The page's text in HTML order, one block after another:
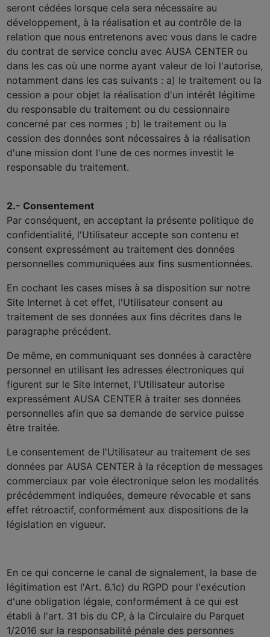
seront cédées lorsque cela sera nécessaire au
développement, à la réalisation et au contrôle de la
relation que nous entretenons avec vous dans le cadre
du contrat de service conclu avec AUSA CENTER ou
dans les cas où une norme ayant valeur de loi l'autorise,
notamment dans les cas suivants : a) le traitement ou la
cession a pour objet la réalisation d'un intérêt légitime
du responsable du traitement ou du cessionnaire
concerné par ces normes ; b) le traitement ou la
cession des données sont nécessaires à la réalisation
d'une mission dont l'une de ces normes investit le
responsable du traitement.
2.- Consentement
Par conséquent, en acceptant la présente politique de
confidentialité, l'Utilisateur accepte son contenu et
consent expressément au traitement des données
personnelles communiquées aux fins susmentionnées.
En cochant les cases mises à sa disposition sur notre
Site Internet à cet effet, l'Utilisateur consent au
traitement de ses données aux fins décrites dans le
paragraphe précédent.
De même, en communiquant ses données à caractère
personnel en utilisant les adresses électroniques qui
figurent sur le Site Internet, l'Utilisateur autorise
expressément AUSA CENTER à traiter ses données
personnelles afin que sa demande de service puisse
être traitée.
Le consentement de l'Utilisateur au traitement de ses
données par AUSA CENTER à la réception de messages
commerciaux par voie électronique selon les modalités
précédemment indiquées, demeure révocable et sans
effet rétroactif, conformément aux dispositions de la
législation en vigueur.
En ce qui concerne le canal de signalement, la base de
légitimation est l'Art. 6.1c) du RGPD pour l'exécution
d'une obligation légale, conformément à ce qui est
établi à l'art. 31 bis du CP, à la Circulaire du Parquet
1/2016 sur la responsabilité pénale des personnes